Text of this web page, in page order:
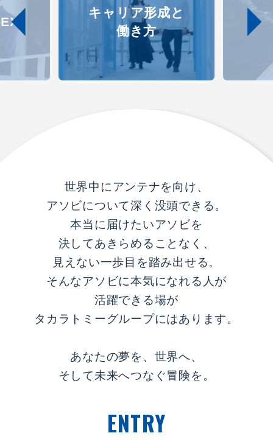
キャリア形成と
働き方
世界中にアンテナを向け、
アソビについて深く没頭できる。
本当に届けたいアソビを
決してあきらめることなく、
見えない一歩目を踏み出せる。
そんなアソビに本気になれる人が
活躍できる場が
タカラトミーグループにはあります。
あなたの夢を、世界へ、
そして未来へつなぐ冒険を。
ENTRY